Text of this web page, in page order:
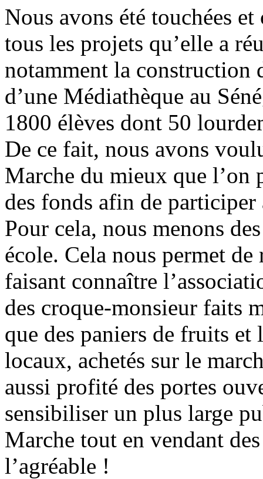
Nous avons été touchées
tous les projets qu’elle a
notamment la construction
d’une Médiathèque au
1800 élèves dont 50
De ce fait, nous avons
Marche du mieux que l’on
des fonds afin de
Pour cela, nous menons
école. Cela nous permet
faisant connaître
des croque-monsieur faits
que des paniers de fruits et
locaux, achetés sur le
aussi profité des portes
sensibiliser un plus large
Marche tout en vendant
l’agréable !